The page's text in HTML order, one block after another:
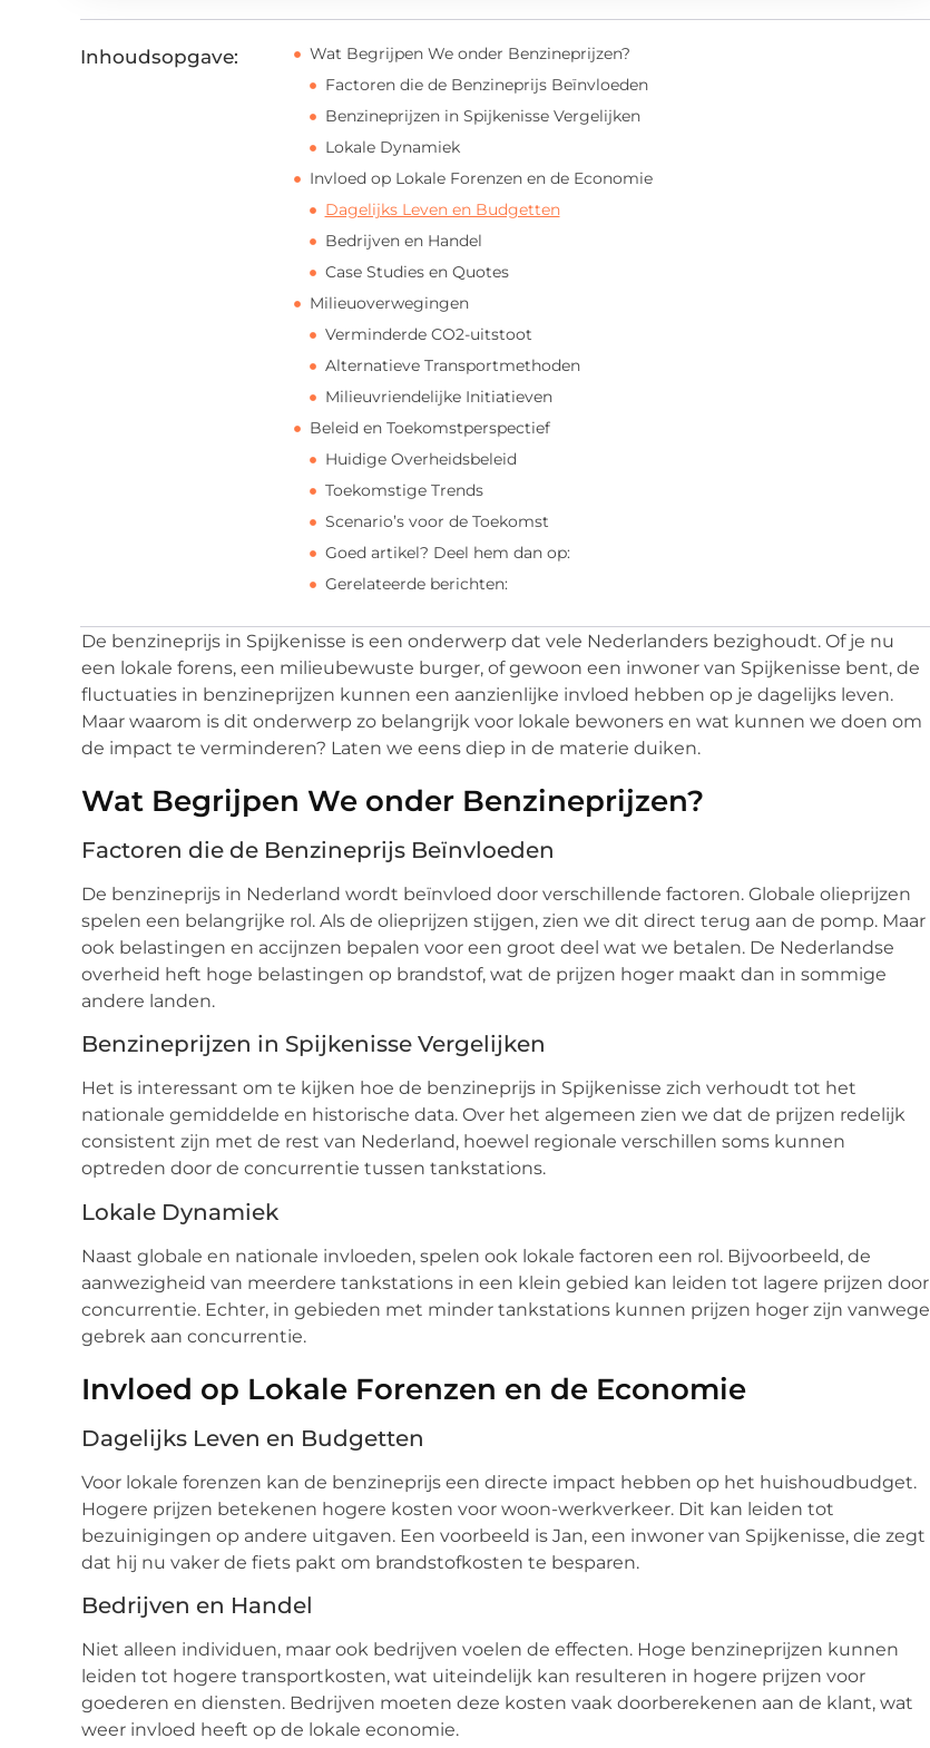
Inhoudsopgave:
Wat Begrijpen We onder Benzineprijzen?
Factoren die de Benzineprijs Beïnvloeden
Benzineprijzen in Spijkenisse Vergelijken
Lokale Dynamiek
Invloed op Lokale Forenzen en de Economie
Dagelijks Leven en Budgetten
Bedrijven en Handel
Case Studies en Quotes
Milieuoverwegingen
Verminderde CO2-uitstoot
Alternatieve Transportmethoden
Milieuvriendelijke Initiatieven
Beleid en Toekomstperspectief
Huidige Overheidsbeleid
Toekomstige Trends
Scenario’s voor de Toekomst
Goed artikel? Deel hem dan op:
Gerelateerde berichten:
De benzineprijs in Spijkenisse is een onderwerp dat vele Nederlanders bezighoudt. Of je nu
een lokale forens, een milieubewuste burger, of gewoon een inwoner van Spijkenisse bent, de
fluctuaties in benzineprijzen kunnen een aanzienlijke invloed hebben op je dagelijks leven.
Maar waarom is dit onderwerp zo belangrijk voor lokale bewoners en wat kunnen we doen om
de impact te verminderen? Laten we eens diep in de materie duiken.
Wat Begrijpen We onder Benzineprijzen?
Factoren die de Benzineprijs Beïnvloeden
De benzineprijs in Nederland wordt beïnvloed door verschillende factoren. Globale olieprijzen
spelen een belangrijke rol. Als de olieprijzen stijgen, zien we dit direct terug aan de pomp. Maar
ook belastingen en accijnzen bepalen voor een groot deel wat we betalen. De Nederlandse
overheid heft hoge belastingen op brandstof, wat de prijzen hoger maakt dan in sommige
andere landen.
Benzineprijzen in Spijkenisse Vergelijken
Het is interessant om te kijken hoe de benzineprijs in Spijkenisse zich verhoudt tot het
nationale gemiddelde en historische data. Over het algemeen zien we dat de prijzen redelijk
consistent zijn met de rest van Nederland, hoewel regionale verschillen soms kunnen
optreden door de concurrentie tussen tankstations.
Lokale Dynamiek
Naast globale en nationale invloeden, spelen ook lokale factoren een rol. Bijvoorbeeld, de
aanwezigheid van meerdere tankstations in een klein gebied kan leiden tot lagere prijzen door
concurrentie. Echter, in gebieden met minder tankstations kunnen prijzen hoger zijn vanwege
gebrek aan concurrentie.
Invloed op Lokale Forenzen en de Economie
Dagelijks Leven en Budgetten
Voor lokale forenzen kan de benzineprijs een directe impact hebben op het huishoudbudget.
Hogere prijzen betekenen hogere kosten voor woon-werkverkeer. Dit kan leiden tot
bezuinigingen op andere uitgaven. Een voorbeeld is Jan, een inwoner van Spijkenisse, die zegt
dat hij nu vaker de fiets pakt om brandstofkosten te besparen.
Bedrijven en Handel
Niet alleen individuen, maar ook bedrijven voelen de effecten. Hoge benzineprijzen kunnen
leiden tot hogere transportkosten, wat uiteindelijk kan resulteren in hogere prijzen voor
goederen en diensten. Bedrijven moeten deze kosten vaak doorberekenen aan de klant, wat
weer invloed heeft op de lokale economie.